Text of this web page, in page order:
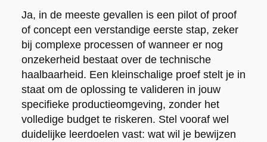
Ja, in de meeste gevallen is een pilot of proof
of concept een verstandige eerste stap, zeker
bij complexe processen of wanneer er nog
onzekerheid bestaat over de technische
haalbaarheid. Een kleinschalige proef stelt je in
staat om de oplossing te valideren in jouw
specifieke productieomgeving, zonder het
volledige budget te riskeren. Stel vooraf wel
duidelijke leerdoelen vast: wat wil je bewijzen